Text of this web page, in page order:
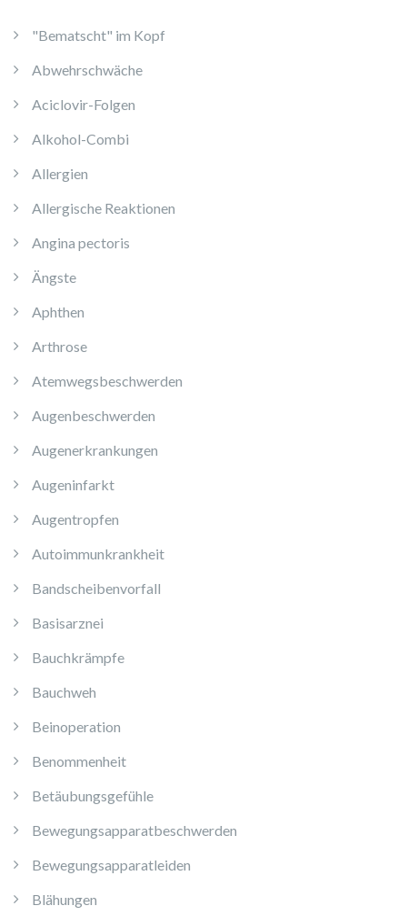
"Bematscht" im Kopf
Abwehrschwäche
Aciclovir-Folgen
Alkohol-Combi
Allergien
Allergische Reaktionen
Angina pectoris
Ängste
Aphthen
Arthrose
Atemwegsbeschwerden
Augenbeschwerden
Augenerkrankungen
Augeninfarkt
Augentropfen
Autoimmunkrankheit
Bandscheibenvorfall
Basisarznei
Bauchkrämpfe
Bauchweh
Beinoperation
Benommenheit
Betäubungsgefühle
Bewegungsapparatbeschwerden
Bewegungsapparatleiden
Blähungen